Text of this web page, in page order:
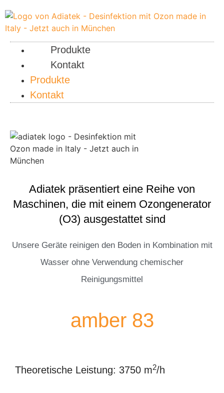
springen
Produkte
Kontakt
Produkte
Kontakt
Adiatek präsentiert eine Reihe von
Maschinen, die mit einem Ozongenerator
(O3) ausgestattet sind
Unsere Geräte reinigen den Boden in Kombination mit
Wasser ohne Verwendung chemischer
Reinigungsmittel
amber 83
Theoretische Leistung: 3750 m2/h